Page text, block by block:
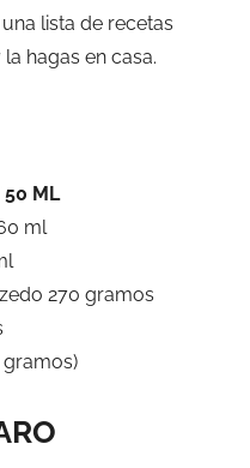
lista de recetas
hagas en casa.
50 ML
ml
270 gramos
gramos)